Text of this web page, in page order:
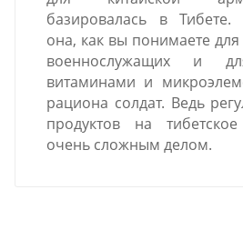
базировалась в Тибете.
она, как вы понимаете
военнослужащих и
витаминами и
рациона солдат. Ведь
продуктов на
очень сложным делом.